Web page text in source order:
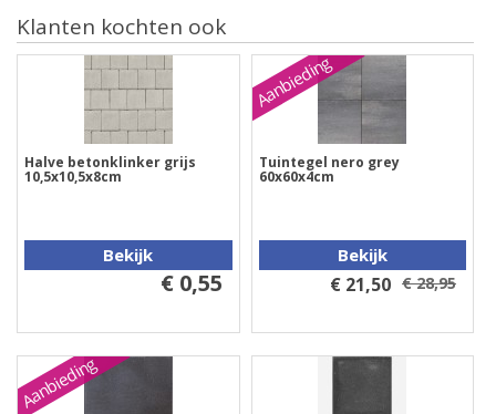
Klanten kochten ook
Halve betonklinker grijs
10,5x10,5x8cm
Bekijk
€ 0,55
Aanbieding
Tuintegel nero grey
60x60x4cm
Bekijk
€ 21,50 € 28,95
Aanbieding